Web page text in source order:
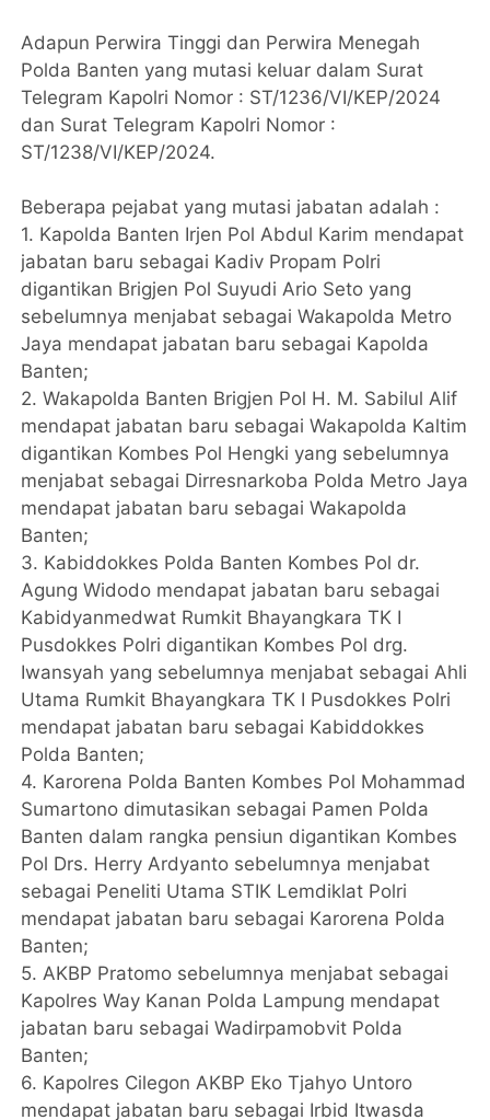
Adapun Perwira Tinggi dan Perwira Menegah
Polda Banten yang mutasi keluar dalam Surat
Telegram Kapolri Nomor : ST/1236/VI/KEP/2024
dan Surat Telegram Kapolri Nomor :
ST/1238/VI/KEP/2024.
Beberapa pejabat yang mutasi jabatan adalah :
1. Kapolda Banten Irjen Pol Abdul Karim mendapat
jabatan baru sebagai Kadiv Propam Polri
digantikan Brigjen Pol Suyudi Ario Seto yang
sebelumnya menjabat sebagai Wakapolda Metro
Jaya mendapat jabatan baru sebagai Kapolda
Banten;
2. Wakapolda Banten Brigjen Pol H. M. Sabilul Alif
mendapat jabatan baru sebagai Wakapolda Kaltim
digantikan Kombes Pol Hengki yang sebelumnya
menjabat sebagai Dirresnarkoba Polda Metro Jaya
mendapat jabatan baru sebagai Wakapolda
Banten;
3. Kabiddokkes Polda Banten Kombes Pol dr.
Agung Widodo mendapat jabatan baru sebagai
Kabidyanmedwat Rumkit Bhayangkara TK I
Pusdokkes Polri digantikan Kombes Pol drg.
Iwansyah yang sebelumnya menjabat sebagai Ahli
Utama Rumkit Bhayangkara TK I Pusdokkes Polri
mendapat jabatan baru sebagai Kabiddokkes
Polda Banten;
4. Karorena Polda Banten Kombes Pol Mohammad
Sumartono dimutasikan sebagai Pamen Polda
Banten dalam rangka pensiun digantikan Kombes
Pol Drs. Herry Ardyanto sebelumnya menjabat
sebagai Peneliti Utama STIK Lemdiklat Polri
mendapat jabatan baru sebagai Karorena Polda
Banten;
5. AKBP Pratomo sebelumnya menjabat sebagai
Kapolres Way Kanan Polda Lampung mendapat
jabatan baru sebagai Wadirpamobvit Polda
Banten;
6. Kapolres Cilegon AKBP Eko Tjahyo Untoro
mendapat jabatan baru sebagai Irbid Itwasda